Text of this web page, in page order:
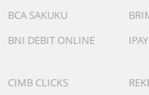
BCA SAKUKU
BNI DEBIT ONLINE
CIMB CLICKS